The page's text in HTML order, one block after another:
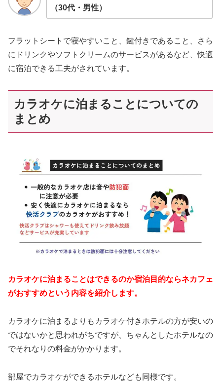
（30代・男性）
フラットシートで寝やすいこと、鍵付きであること、さら
にドリンクやソフトクリームのサービスがあるなど、快適
に宿泊できる工夫がされています。
カラオケに泊まることについての
まとめ
カラオケに泊まることはできるのか宿泊目的ならネカフェ
がおすすめという内容を紹介します。
カラオケに泊まるよりもカラオケ付きホテルの方が安いの
ではないかと思われがちですが、ちゃんとしたホテルなの
でそれなりの料金がかかります。
部屋でカラオケができるホテルなども同様です。